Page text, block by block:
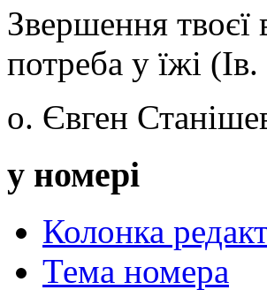
Звершення твоєї
потреба у їжі
о. Євген
у номері
Колонка
Тема номера